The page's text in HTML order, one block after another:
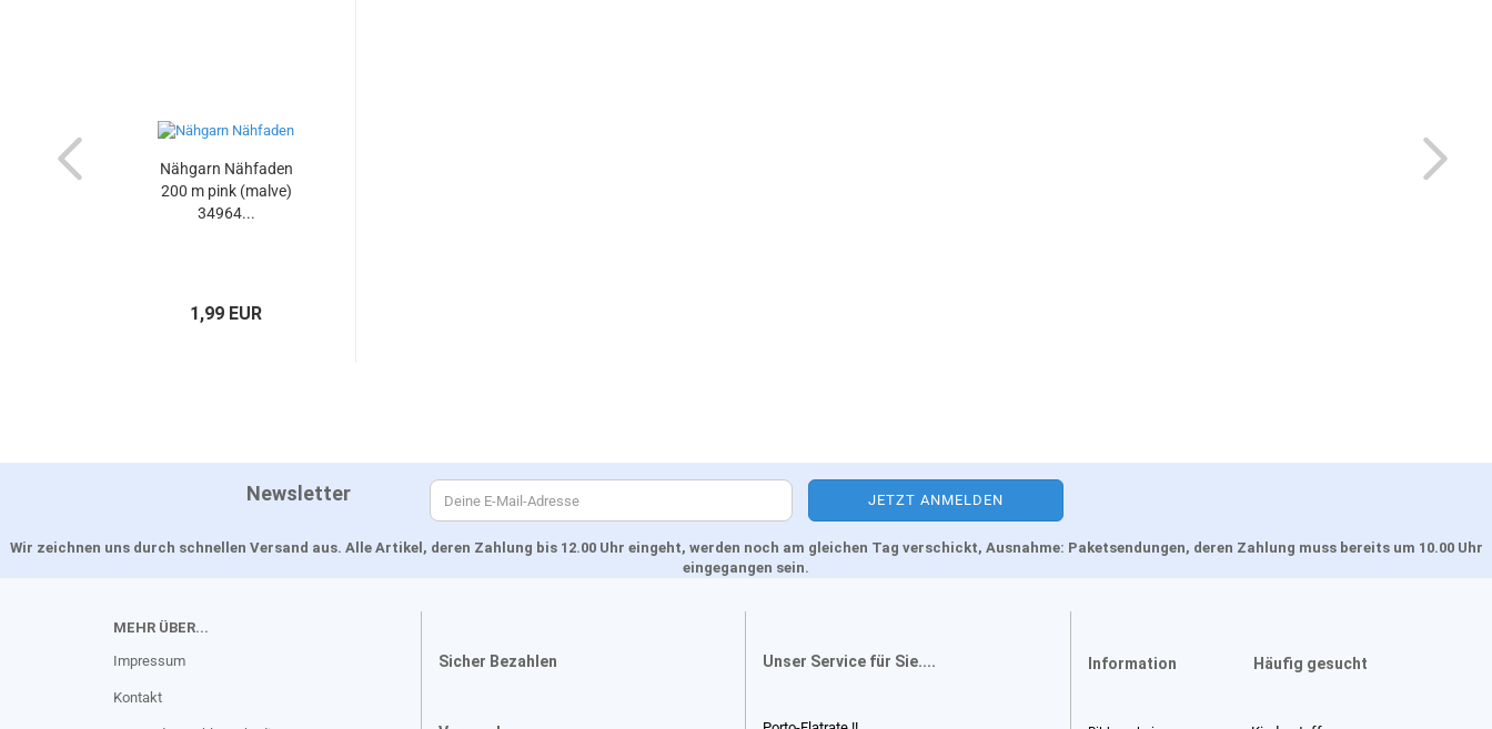
Nähgarn Nähfaden
200 m pink (malve)
34964...
1,99 EUR
Newsletter
Wir zeichnen uns durch schnellen Versand aus. Alle Artikel, deren Zahlung bis 12.00 Uhr eingeht, werden noch am gleichen Tag verschickt, Ausnahme: Paketsendungen, deren Zahlung muss bereits um 10.00 Uhr
eingegangen sein.
MEHR ÜBER...
Impressum
Kontakt
Sicher Bezahlen Unser Service für Sie.... Information Häufig gesucht